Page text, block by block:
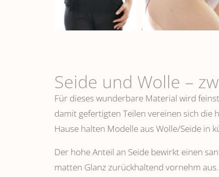
Seide und Wolle –
Für dieses wunderbare Material wird
damit gefertigten Teilen vereinen sich die
Hause halten Modelle aus Wolle/Seide in
Der hohe Anteil an Seide bewirkt einen
matten Glanz zurückhaltend vornehm aus.